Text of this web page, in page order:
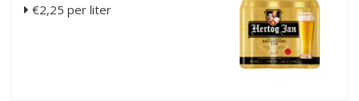
€2,25 per liter